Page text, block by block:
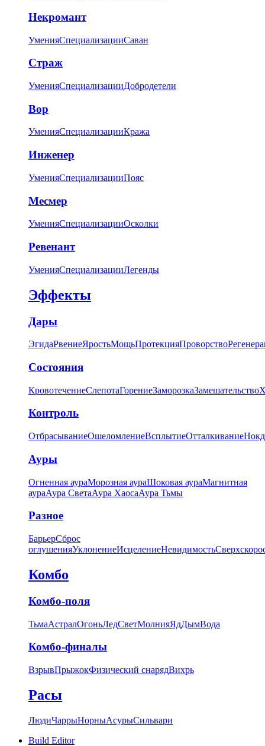
Некромант
УменияСпециализацииСаван
Страж
УменияСпециализацииДобродетели
Вор
УменияСпециализацииКража
Инженер
УменияСпециализацииПояс
Месмер
УменияСпециализацииОсколки
Ревенант
УменияСпециализацииЛегенды
Эффекты
Дары
ЭгидаРвениеЯростьМощьПротекцияПроворство
Состояния
КровотечениеСлепотаГорениеЗаморозкаЗамешательство
Контроль
ОтбрасываниеОшеломлениеВсплытиеОтталкивание
Ауры
Огненная аураМорозная аураШоковая аураМагнитная
аураАура СветаАура ХаосаАура Тьмы
Разное
БарьерСброс
оглушенияУклонениеИсцелениеНевидимость
Комбо
Комбо-поля
ТьмаАстралОгоньЛедСветМолнияЯдДымВода
Комбо-финалы
ВзрывПрыжокФизический снарядВихрь
Расы
ЛюдиЧаррыНорныАсурыСильвари
Build Editor